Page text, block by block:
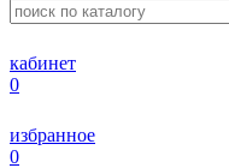
кабинет
0
избранное
0